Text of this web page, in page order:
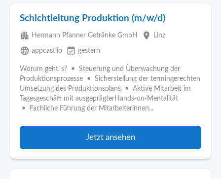
Schichtleitung Produktion (m/w/d)
apartment Hermann Pfanner Getränke GmbH place Linz
language appcast.io event_available gestern
Worum geht´s? • Steuerung und Überwachung der
Produktionsprozesse • Sicherstellung der termingerechten
Umsetzung des Produktionsplans • Aktive Mitarbeit im
Tagesgeschäft mit ausgeprägterHands-on-Mentalität
• Fachliche Führung der Mitarbeiterinnen...
Jetzt ansehen